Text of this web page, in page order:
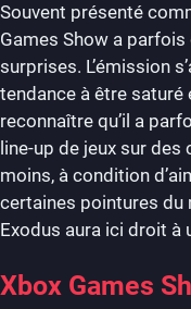
Souvent présenté
Games Show a
surprises. L’émission
tendance à être saturé
reconnaître qu’il a
line-up de jeux sur
moins, à condition
certaines pointures du
Exodus aura ici droit à
Xbox Games